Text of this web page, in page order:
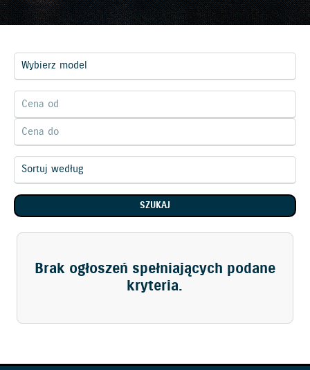
SZUKAJ
Brak ogłoszeń spełniających podane
kryteria.